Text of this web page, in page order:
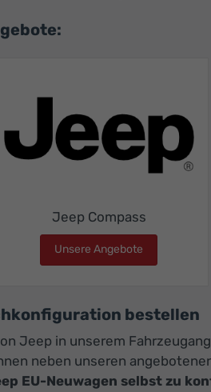
Jeep Compass
Unsere Angebote
bestellen
Jeep in unserem
neben unseren
EU-Neuwagen selbst zu